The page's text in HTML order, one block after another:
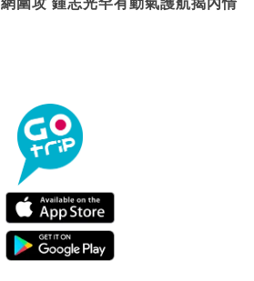
網圍攻 鍾志光罕有動氣護航揭內情